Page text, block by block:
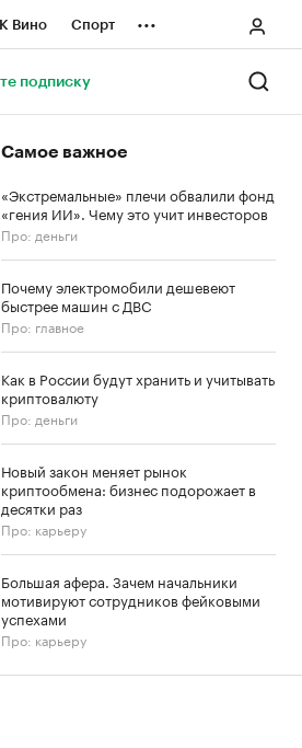
Вино Спорт ...
подписку
Самое важное
«Экстремальные» плечи обвалили фонд
«гения ИИ». Чему это учит инвесторов
Про: деньги
Почему электромобили дешевеют
быстрее машин с ДВС
Про: главное
Как в России будут хранить и учитывать
криптовалюту
Про: деньги
Новый закон меняет рынок
криптообмена: бизнес подорожает в
десятки раз
Про: карьеру
Большая афера. Зачем начальники
мотивируют сотрудников фейковыми
успехами
Про: карьеру